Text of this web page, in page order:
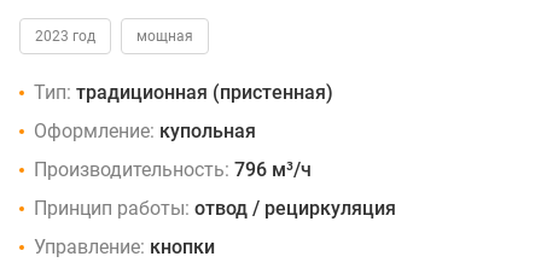
2023 год мощная
Тип: традиционная (пристенная)
Оформление: купольная
Производительность: 796 м³/ч
Принцип работы: отвод / рециркуляция
Управление: кнопки